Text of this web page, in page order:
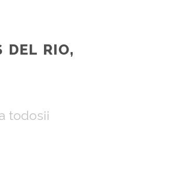
DEL RIO,